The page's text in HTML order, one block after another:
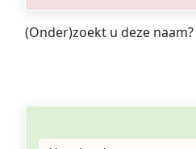
(Onder)zoekt u deze naam?